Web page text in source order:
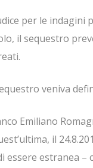
per le
il sequestro
veniva
Emiliano
il
essere estranea